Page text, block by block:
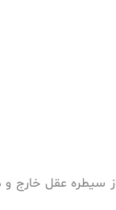
سیطره عقل خارج